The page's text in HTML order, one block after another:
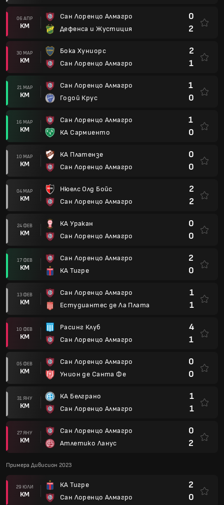
06 АПР
КМ
Сан Лоренцо Алмагро
Дефенса и Жустиция
0
2
30 МАР
КМ
Бока Хуниорс
Сан Лоренцо Алмагро
2
1
21 МАР
КМ
Сан Лоренцо Алмагро
Годой Крус
1
0
16 МАР
КМ
Сан Лоренцо Алмагро
КА Сармиенто
1
0
10 МАР
КМ
КА Платензе
Сан Лоренцо Алмагро
0
0
04 МАР
КМ
Нюелс Олд Бойс
Сан Лоренцо Алмагро
2
2
24 ФЕВ
КМ
КА Уракан
Сан Лоренцо Алмагро
0
0
17 ФЕВ
КМ
Сан Лоренцо Алмагро
КА Тигре
2
0
13 ФЕВ
КМ
Сан Лоренцо Алмагро
Естудиантес де Ла Плата
1
1
10 ФЕВ
КМ
Расинг Клуб
Сан Лоренцо Алмагро
4
1
05 ФЕВ
КМ
Сан Лоренцо Алмагро
Унион де Санта Фе
0
0
31 ЯНУ
КМ
КА Белграно
Сан Лоренцо Алмагро
1
1
27 ЯНУ
КМ
Сан Лоренцо Алмагро
Атлетико Ланус
0
2
Примера Дивисион 2023
29 ЮЛИ
КМ
КА Тигре
Сан Лоренцо Алмагро
2
0